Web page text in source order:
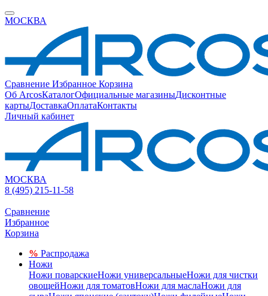
МОСКВА
Сравнение Избранное Корзина
Об ArcosКаталогОфициальные магазиныДисконтные
картыДоставкаОплатаКонтакты
Личный кабинет
МОСКВА
8 (495) 215-11-58
Сравнение
Избранное
Корзина
% Распродажа
Ножи
Ножи поварскиеНожи универсальныеНожи для чистки
овощейНожи для томатовНожи для маслаНожи для